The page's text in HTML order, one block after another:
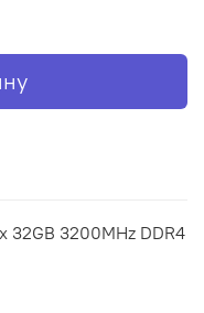
32GB 3200MHz DDR4